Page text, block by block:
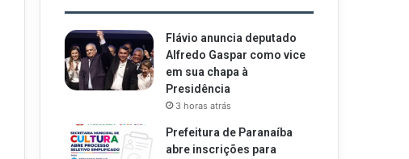
Flávio anuncia deputado
Alfredo Gaspar como vice
em sua chapa à
Presidência
3 horas atrás
Prefeitura de Paranaíba
abre inscrições para